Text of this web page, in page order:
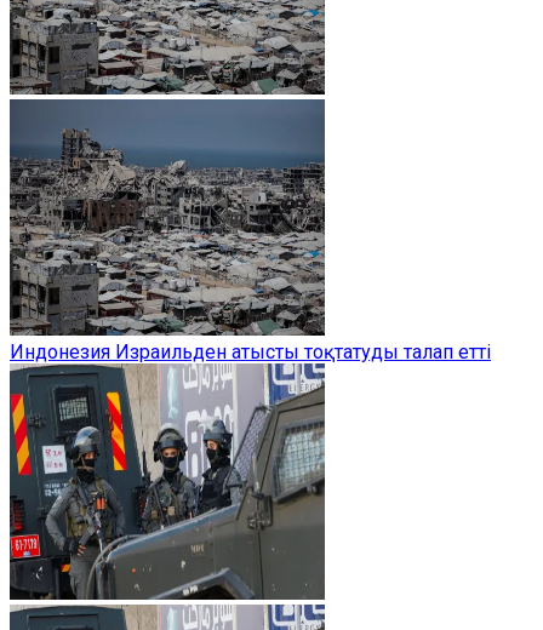
Индонезия Израильден атысты тоқтатуды талап етті